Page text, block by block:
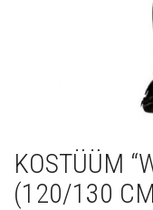
KOSTÜÜM
(120/130